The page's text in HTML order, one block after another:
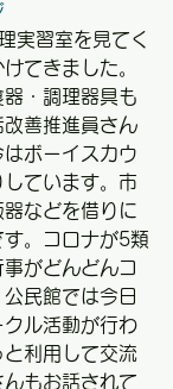
実習室を見てく
てきました。
・調理器具も
善推進員さん
ボーイスカウ
しています。市
などを借りに
。コロナが5類
がどんどんコ
民館では今日
ル活動が行わ
利用して交流
もお話されて